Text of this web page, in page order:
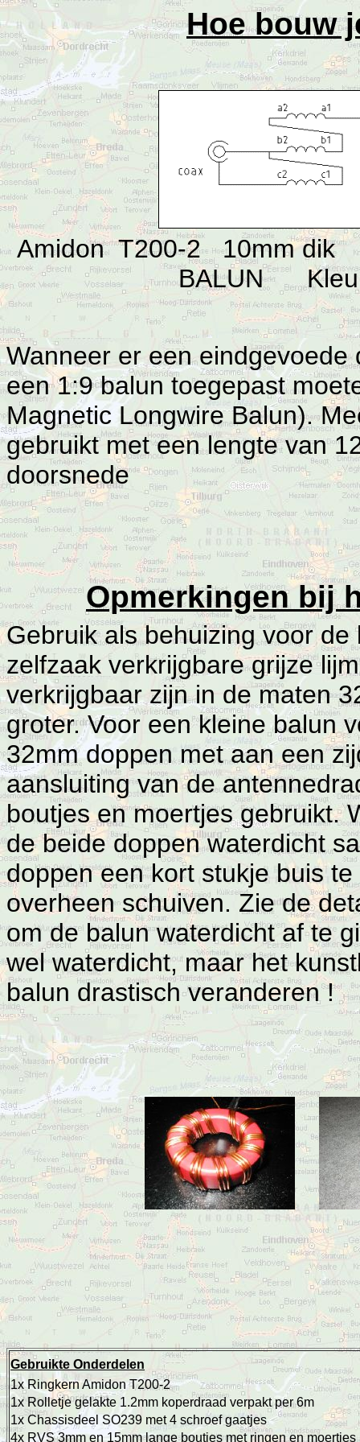
Hoe bouw
Amidon T200-2 10mm
BALUN
Wanneer er een
een 1:9 balun toegepast
Magnetic Longwire Balun).
gebruikt met een lengte van
doorsnede
Opmerkingen bij
Gebruik als behuizing voor
zelfzaak verkrijgbare grijze
verkrijgbaar zijn in de maten
groter. Voor een kleine balun
32mm doppen met aan een
aansluiting van de
boutjes en moertjes gebruikt.
de beide doppen waterdicht
doppen een kort stukje buis
overheen schuiven. Zie de
om de balun waterdicht af te
wel waterdicht, maar het
balun drastisch veranderen !
Gebruikte Onderdelen
1x Ringkern Amidon T200-2
1x Rolletje gelakte 1.2mm koperdraad verpakt per 6m
1x Chassisdeel SO239 met 4 schroef gaatjes
4x RVS 3mm en 15mm lange boutjes met ringen en moertjes